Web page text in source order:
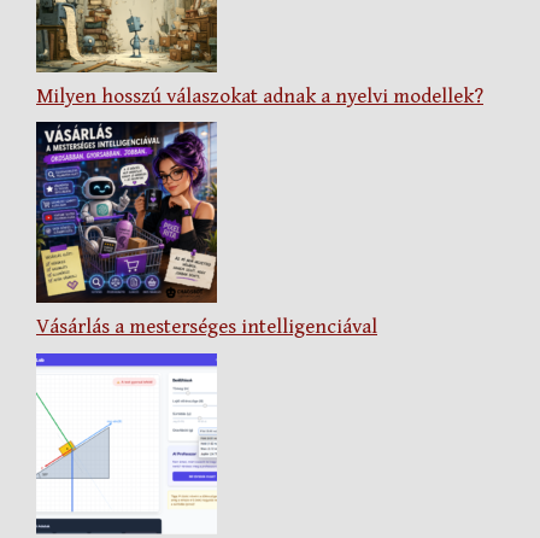
Milyen hosszú válaszokat adnak a nyelvi modellek?
Vásárlás a mesterséges intelligenciával